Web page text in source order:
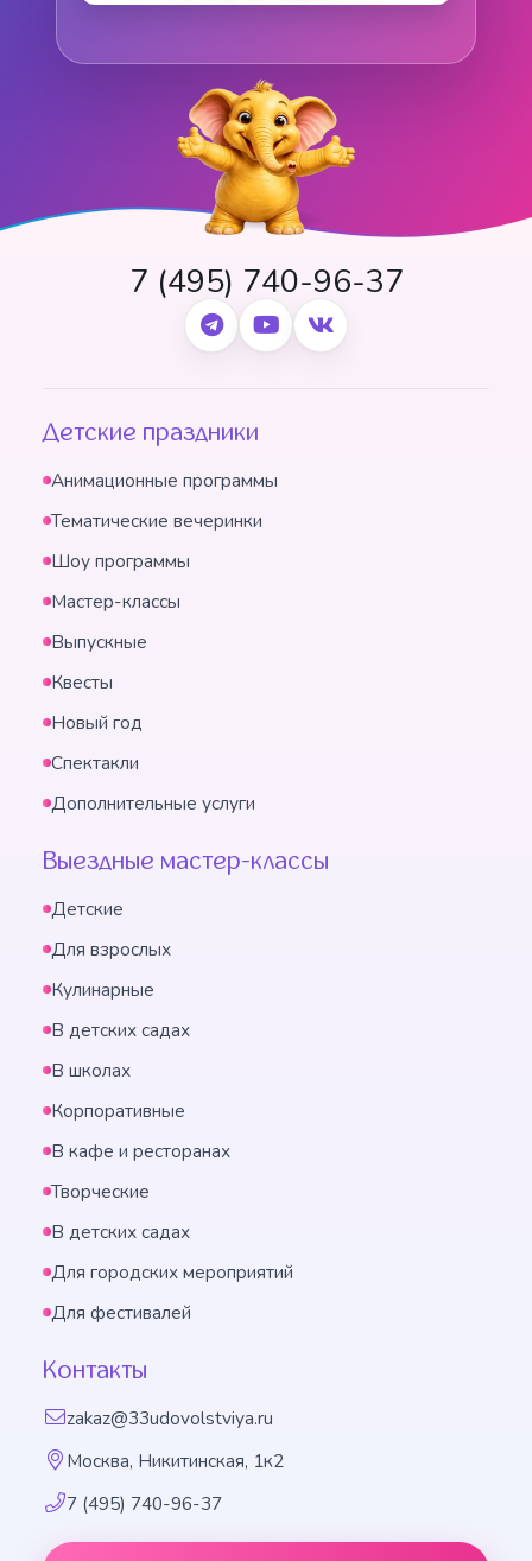
7 (495) 740-96-37
Детские праздники
Анимационные программы
Тематические вечеринки
Шоу программы
Мастер-классы
Выпускные
Квесты
Новый год
Спектакли
Дополнительные услуги
Выездные мастер-классы
Детские
Для взрослых
Кулинарные
В детских садах
В школах
Корпоративные
В кафе и ресторанах
Творческие
В детских садах
Для городских мероприятий
Для фестивалей
Контакты
zakaz@33udovolstviya.ru
Москва, Никитинская, 1к2
7 (495) 740-96-37